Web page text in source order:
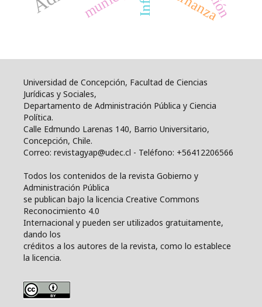
Universidad de Concepción, Facultad de Ciencias
Jurídicas y Sociales,
Departamento de Administración Pública y Ciencia
Política.
Calle Edmundo Larenas 140, Barrio Universitario,
Concepción, Chile.
Correo: revistagyap@udec.cl - Teléfono: +56412206566
Todos los contenidos de la revista Gobierno y
Administración Pública
se publican bajo la licencia Creative Commons
Reconocimiento 4.0
Internacional y pueden ser utilizados gratuitamente,
dando los
créditos a los autores de la revista, como lo establece
la licencia.